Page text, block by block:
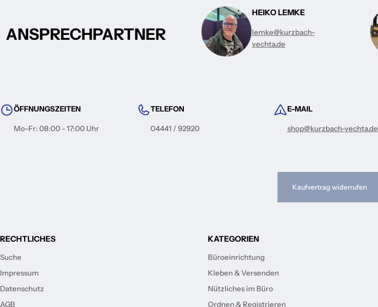
ANSPRECHPARTNER
HEIKO LEMKE
lemke@kurzbach-
vechta.de
ÖFFNUNGSZEITEN
Mo-Fr: 08:00 - 17:00 Uhr
TELEFON
04441 / 92920
E-MAIL
shop@kurzbach-vechta.de
Kaufvertrag widerrufen
RECHTLICHES
Suche
Impressum
Datenschutz
AGB
KATEGORIEN
Büroeinrichtung
Kleben & Versenden
Nützliches im Büro
Ordnen & Registrieren